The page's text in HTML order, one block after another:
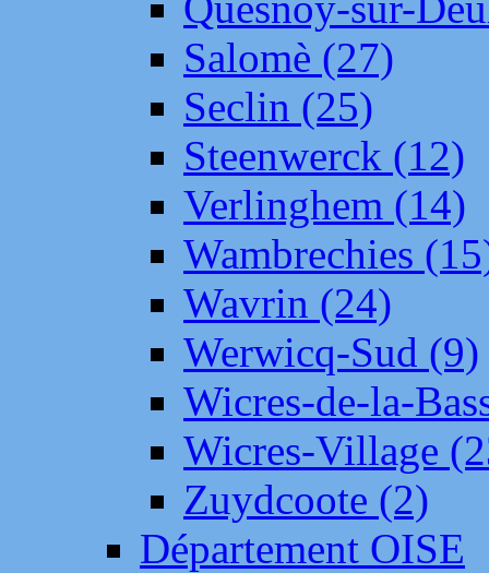
Salomè (27)
Seclin (25)
Steenwerck (12)
Verlinghem (14)
Wambrechies
Wavrin (24)
Werwicq-Sud (9)
Wicres-de-la-
Wicres-Village
Zuydcoote (2)
Département OISE